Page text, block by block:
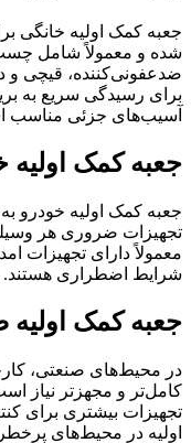
جعبه کمک اولیه خانگی
شده و معمولاً شامل چسب
ضدعفونی‌کننده، قیچی
برای رسیدگی سریع به
آسیب‌های جزئی مناسب
جعبه کمک اولیه
جعبه کمک اولیه خودرو
تجهیزات ضروری هر
معمولاً دارای تجهیزات
شرایط اضطراری هستند.
جعبه کمک اولیه
در محیط‌های صنعتی،
کامل‌تر و مجهزتر نیاز
تجهیزات بیشتری برای
اولیه در محیط‌های